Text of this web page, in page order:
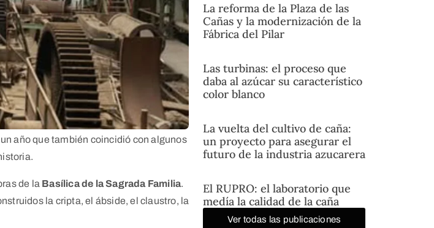
un año que también coincidió con algunos
de la Basílica de la Sagrada Familia.
la cripta, el ábside, el claustro, la
La reforma de la Plaza de las
Cañas y la modernización de la
Fábrica del Pilar
Las turbinas: el proceso que
daba al azúcar su característico
color blanco
La vuelta del cultivo de caña:
un proyecto para asegurar el
futuro de la industria azucarera
El RUPRO: el laboratorio que
medía la calidad de la caña
Ver todas las publicaciones